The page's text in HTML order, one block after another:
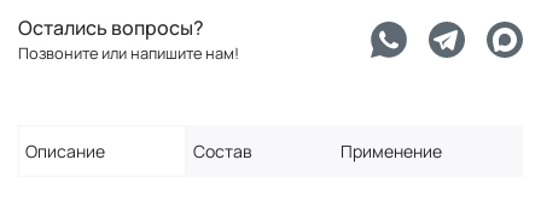
Остались вопросы?
Позвоните или напишите нам!
Описание Состав Применение